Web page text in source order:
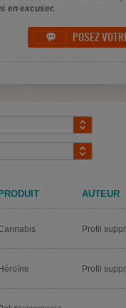
en excuser.
 POSEZ
PRODUIT AUTEUR
Profil
Profil